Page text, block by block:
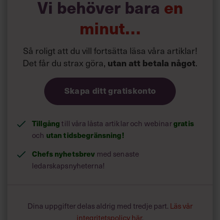
Vi behöver bara en
minut…
Så roligt att du vill fortsätta läsa våra artiklar!
Det får du strax göra, utan att betala något.
Skapa ditt gratiskonto
Tillgångtill våra låsta artiklar och webinargratis
och utan tidsbegränsning!
Chefs nyhetsbrev med senaste
ledarskapsnyheterna!
Dina uppgifter delas aldrig med tredje part. Läs vår
integritetspolicy här.